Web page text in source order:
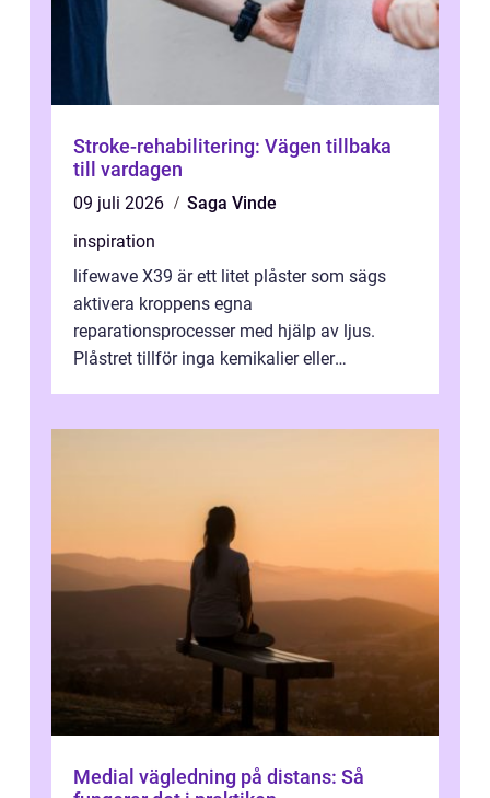
Stroke-rehabilitering: Vägen tillbaka
till vardagen
09 juli 2026
Saga Vinde
inspiration
lifewave X39 är ett litet plåster som sägs
aktivera kroppens egna
reparationsprocesser med hjälp av ljus.
Plåstret tillför inga kemikalier eller
Medial vägledning på distans: Så